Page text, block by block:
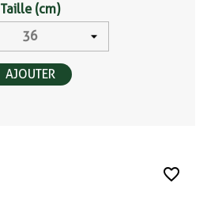
Taille (cm)
AJOUTER
favorite_border